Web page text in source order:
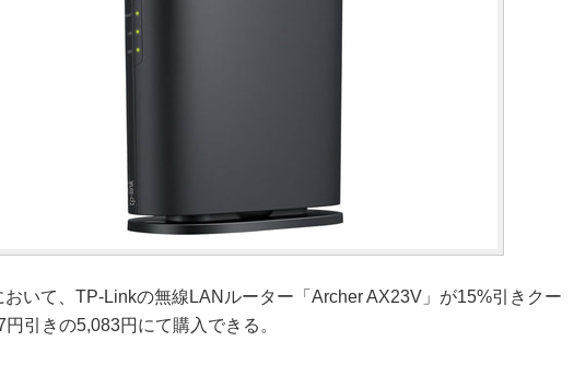
おいて、TP-Linkの無線LANルーター「Archer AX23V」が15%引きクー
引きの5,083円にて購入できる。